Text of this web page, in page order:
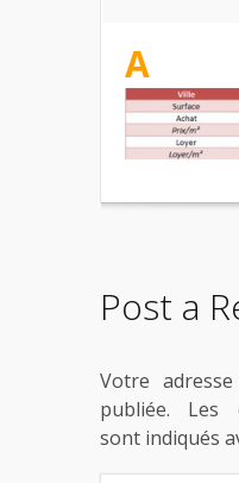
A
Post a
Votre
publiée.
Les
sont indiqués